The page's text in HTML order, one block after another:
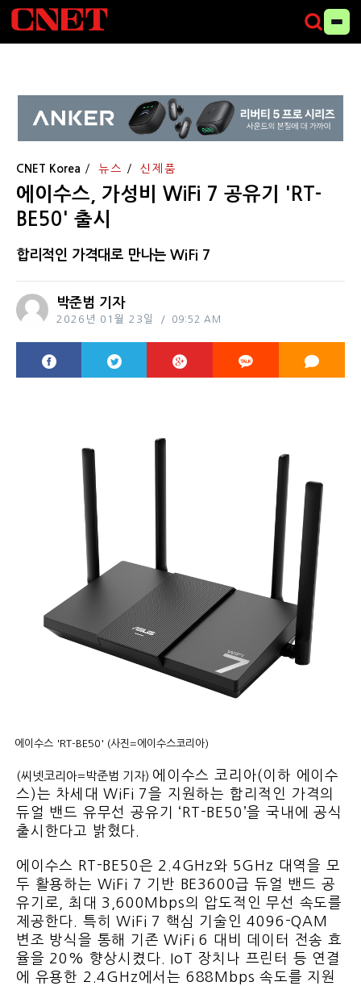
CNET Korea 뉴스 신제품
에이수스, 가성비 WiFi 7 공유기 'RT-
BE50' 출시
합리적인 가격대로 만나는 WiFi 7
박준범 기자
2026년 01월 23일 09:52 AM
에이수스 'RT-BE50' (사진=에이수스코리아)
(씨넷코리아=박준범 기자) 에이수스 코리아(이하 에이수
스)는 차세대 WiFi 7을 지원하는 합리적인 가격의
듀얼 밴드 유무선 공유기 ‘RT-BE50’을 국내에 공식
출시한다고 밝혔다.
에이수스 RT-BE50은 2.4GHz와 5GHz 대역을 모
두 활용하는 WiFi 7 기반 BE3600급 듀얼 밴드 공
유기로, 최대 3,600Mbps의 압도적인 무선 속도를
제공한다. 특히 WiFi 7 핵심 기술인 4096-QAM
변조 방식을 통해 기존 WiFi 6 대비 데이터 전송 효
율을 20% 향상시켰다. IoT 장치나 프린터 등 연결
에 유용한 2.4GHz에서는 688Mbps 속도를 지원